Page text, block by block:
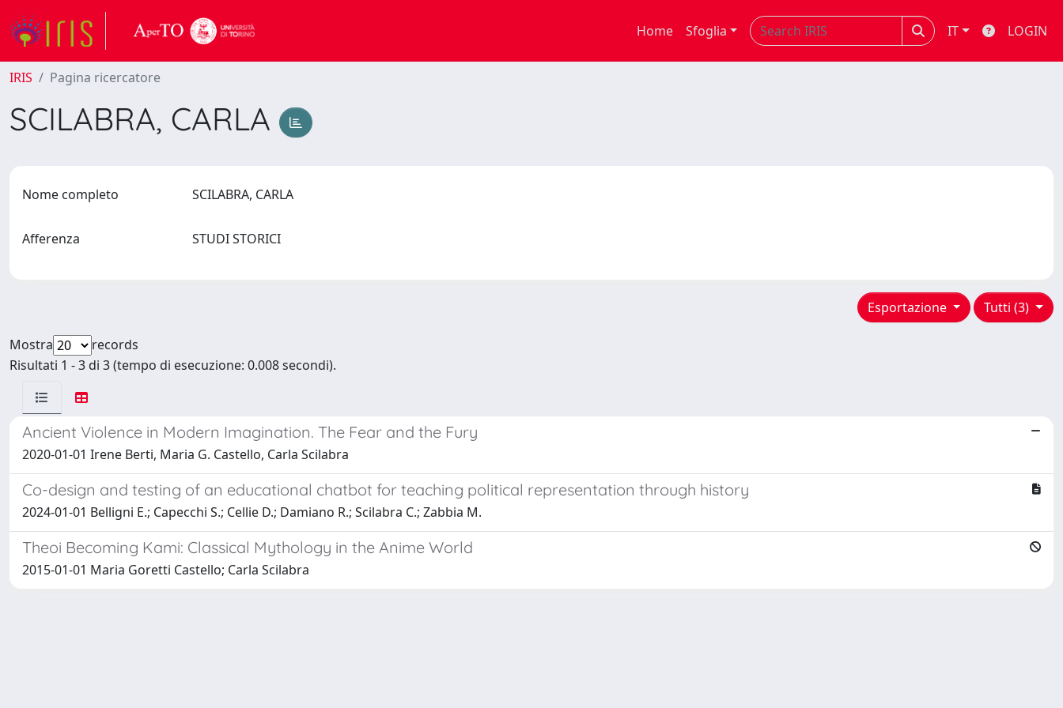
Home Sfoglia IT LOGIN
IRIS Pagina ricercatore
SCILABRA, CARLA
Nome completo SCILABRA, CARLA
Afferenza STUDI STORICI
Tutti (3)
Esportazione
Mostra
records
Risultati 1 - 3 di 3 (tempo di esecuzione: 0.008 secondi).
Ancient Violence in Modern Imagination. The Fear and the Fury
2020-01-01 Irene Berti, Maria G. Castello, Carla Scilabra
Co-design and testing of an educational chatbot for teaching political representation through history
2024-01-01 Belligni E.; Capecchi S.; Cellie D.; Damiano R.; Scilabra C.; Zabbia M.
Theoi Becoming Kami: Classical Mythology in the Anime World
2015-01-01 Maria Goretti Castello; Carla Scilabra